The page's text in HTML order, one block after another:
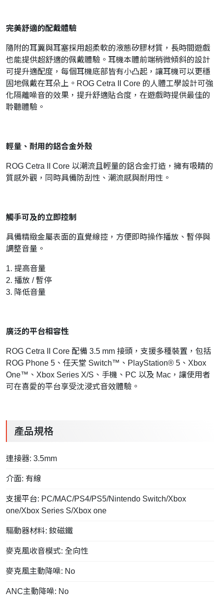
完美舒適的配戴體驗
隨附的耳翼與耳塞採用超柔軟的液態矽膠材質，長時間遊戲
也能提供超舒適的佩戴體驗。耳機本體前端稍微傾斜的設計
可提升適配度，每個耳機底部皆有小凸起，讓耳機可以更穩
固地佩戴在耳朵上。ROG Cetra II Core 的人體工學設計可強
化隔離噪音的效果，提升舒適貼合度，在遊戲時提供最佳的
聆聽體驗。
輕量、耐用的鋁合金外殼
ROG Cetra II Core 以潮流且輕量的鋁合金打造，擁有吸睛的
質感外觀，同時具備防刮性、潮流感與耐用性。
觸手可及的立即控制
具備精緻金屬表面的直覺線控，方便即時操作播放、暫停與
調整音量。
1. 提高音量
2. 播放 / 暫停
3. 降低音量
廣泛的平台相容性
ROG Cetra II Core 配備 3.5 mm 接頭，支援多種裝置，包括
ROG Phone 5、任天堂 Switch™、PlayStation® 5、Xbox
One™、Xbox Series X/S、手機、PC 以及 Mac，讓使用者
可在喜愛的平台享受沈浸式音效體驗。
產品規格
連接器: 3.5mm
介面: 有線
支援平台: PC/MAC/PS4/PS5/Nintendo Switch/Xbox
one/Xbox Series S/Xbox one
驅動器材料: 釹磁鐵
麥克風收音模式: 全向性
麥克風主動降噪: No
ANC主動降噪: No